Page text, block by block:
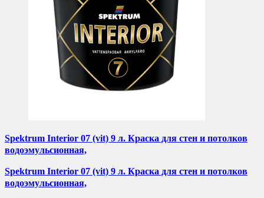
Spektrum Interior 07 (vit) 9 л. Краска для стен и потолков
водоэмульсионная,
Spektrum Interior 07 (vit) 9 л. Краска для стен и потолков
водоэмульсионная,